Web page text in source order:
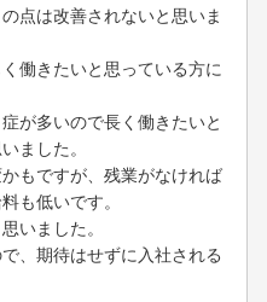
点は改善されないと思いま
働きたいと思っている方に
が多いので長く働きたいと
ました。
もですが、残業がなければ
も低いです。
いました。
、期待はせずに入社される